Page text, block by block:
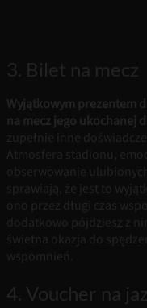
3. Bilet na mecz
Wyjątkowym prezentem
na mecz jego ukochanej
zupełnie inne
Atmosfera stadionu,
obserwowanie
sprawiają, że jest to
ono przez długi czas
dodatkowo pójdziesz z
świetna okazja do
wspomnień.
4. Voucher na